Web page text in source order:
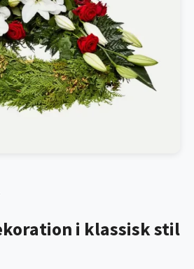
i klassisk stil